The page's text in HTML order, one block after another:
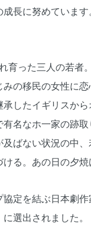
長に努めています。
った三人の若者
の移民の女性に
したイギリスか
名なホ一家の跡
ばない状況の中
る。あの日の夕
定を結ぶ日本劇
選出されました。